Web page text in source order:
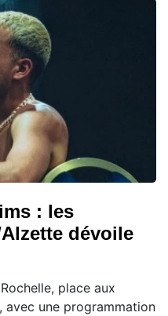
: les
dévoile
place aux
avec une programmation